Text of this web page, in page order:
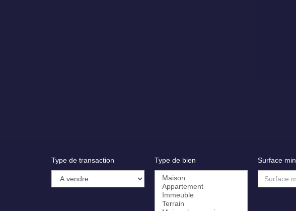
Type de transaction Type de bien Surface min